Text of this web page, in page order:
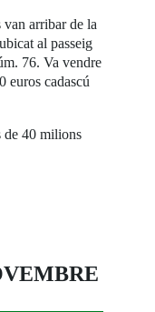
arribar de la
al passeig
76. Va vendre
euros cadascú
de 40 milions